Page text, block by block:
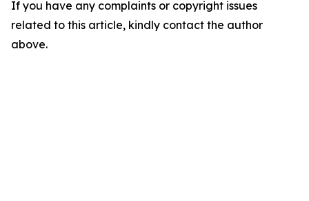
If you have any complaints or copyright issues
related to this article, kindly contact the author
above.